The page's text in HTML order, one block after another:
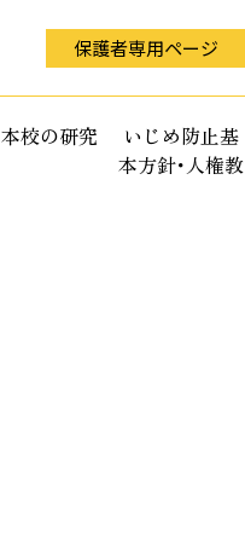
保護者専用ページ
本校の研究
いじめ防止基
本方針･人権教